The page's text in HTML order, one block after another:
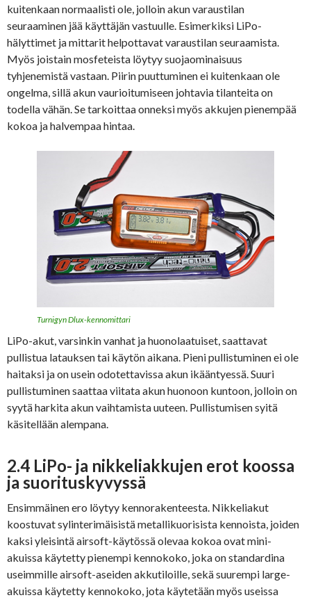
kuitenkaan normaalisti ole, jolloin akun varaustilan
seuraaminen jää käyttäjän vastuulle. Esimerkiksi LiPo-
hälyttimet ja mittarit helpottavat varaustilan seuraamista.
Myös joistain mosfeteista löytyy suojaominaisuus
tyhjenemistä vastaan. Piirin puuttuminen ei kuitenkaan ole
ongelma, sillä akun vaurioitumiseen johtavia tilanteita on
todella vähän. Se tarkoittaa onneksi myös akkujen pienempää
kokoa ja halvempaa hintaa.
Turnigyn Dlux-kennomittari
LiPo-akut, varsinkin vanhat ja huonolaatuiset, saattavat
pullistua latauksen tai käytön aikana. Pieni pullistuminen ei ole
haitaksi ja on usein odotettavissa akun ikääntyessä. Suuri
pullistuminen saattaa viitata akun huonoon kuntoon, jolloin on
syytä harkita akun vaihtamista uuteen. Pullistumisen syitä
käsitellään alempana.
2.4 LiPo- ja nikkeliakkujen erot koossa
ja suorituskyvyssä
Ensimmäinen ero löytyy kennorakenteesta. Nikkeliakut
koostuvat sylinterimäisistä metallikuorisista kennoista, joiden
kaksi yleisintä airsoft-käytössä olevaa kokoa ovat mini-
akuissa käytetty pienempi kennokoko, joka on standardina
useimmille airsoft-aseiden akkutiloille, sekä suurempi large-
akuissa käytetty kennokoko, jota käytetään myös useissa